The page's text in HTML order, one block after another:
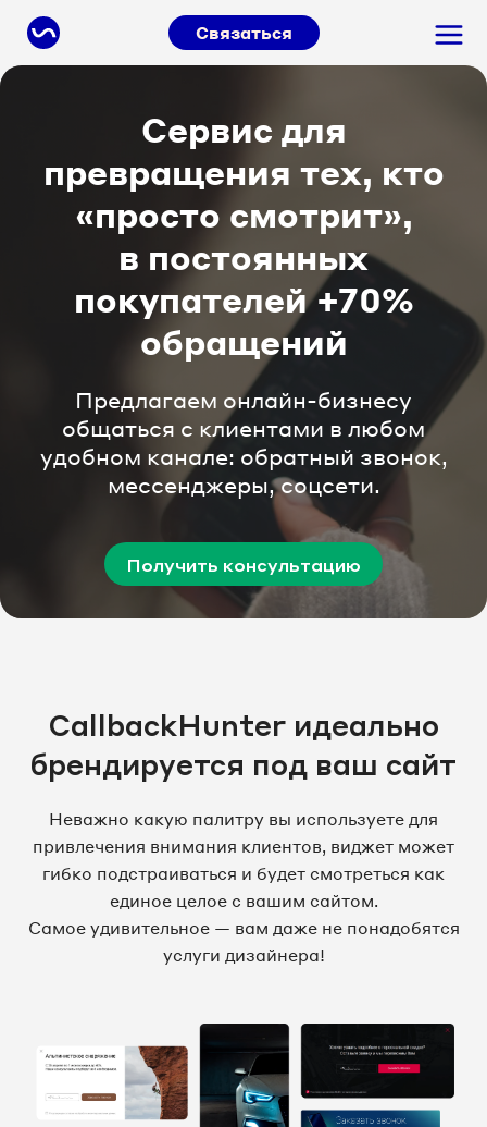
Связаться
Сервис для
превращения тех, кто
«просто смотрит»,
в постоянных
покупателей +70%
обращений
Предлагаем онлайн-бизнесу
общаться с клиентами в любом
удобном канале: обратный звонок,
мессенджеры, соцсети.
Получить консультацию
CallbackHunter идеально
брендируется под ваш сайт
Неважно какую палитру вы используете для
привлечения внимания клиентов, виджет может
гибко подстраиваться и будет смотреться как
единое целое с вашим сайтом.
Самое удивительное — вам даже не понадобятся
услуги дизайнера!